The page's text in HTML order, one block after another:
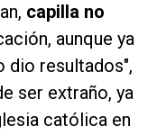
capilla no
aunque ya
dio resultados",
ser extraño, ya
católica en